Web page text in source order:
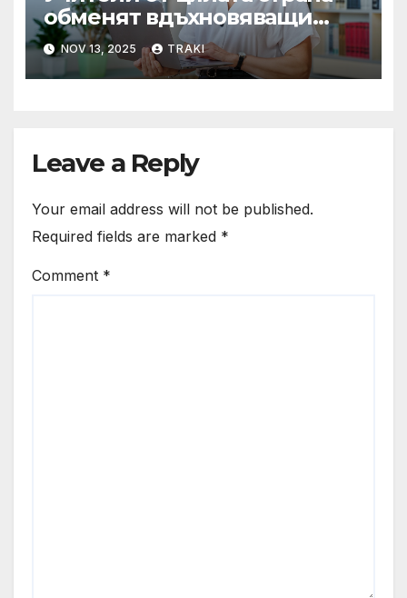
обменят вдъхновяващи
образователни практики
NOV 13, 2025 TRAKI
Leave a Reply
Your email address will not be published.
Required fields are marked *
Comment *